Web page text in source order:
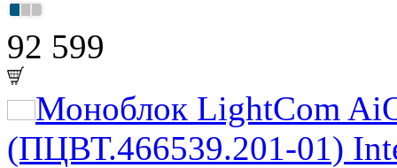
92 599
Моноблок LightCom
(ПЦВТ.466539.201-01)